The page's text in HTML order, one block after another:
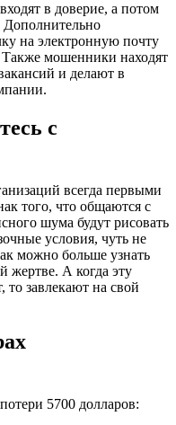
в доверие, а потом
на электронную почту
мошенники находят
и делают в
с
всегда первыми
того, что общаются с
шума будут рисовать
условия, чуть не
можно больше узнать
жертве. А когда эту
завлекают на свой
5700 долларов: